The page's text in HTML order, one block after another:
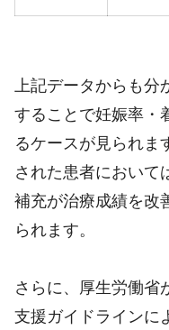
上記データからも分
することで妊娠率・
るケースが見られま
された患者において
補充が治療成績を改
られます。
さらに、厚生労働省
支援ガイドラインに